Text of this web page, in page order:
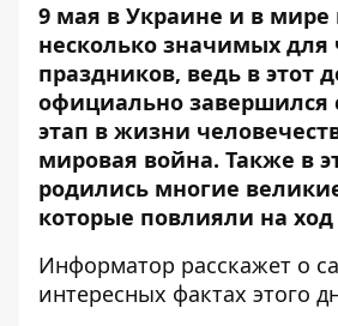
9 мая в Украине и в мире
несколько значимых для
праздников, ведь в этот
официально завершился
этап в жизни
мировая война. Также в
родились многие
которые повлияли на
Информатор расскажет о
интересных фактах этого